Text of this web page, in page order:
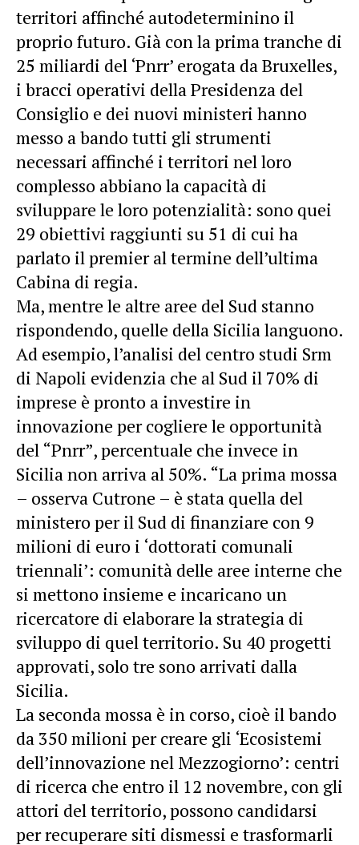
territori affinché autodeterminino il
proprio futuro. Già con la prima tranche di
25 miliardi del ‘Pnrr’ erogata da Bruxelles,
i bracci operativi della Presidenza del
Consiglio e dei nuovi ministeri hanno
messo a bando tutti gli strumenti
necessari affinché i territori nel loro
complesso abbiano la capacità di
sviluppare le loro potenzialità: sono quei
29 obiettivi raggiunti su 51 di cui ha
parlato il premier al termine dell’ultima
Cabina di regia.
Ma, mentre le altre aree del Sud stanno
rispondendo, quelle della Sicilia languono.
Ad esempio, l’analisi del centro studi Srm
di Napoli evidenzia che al Sud il 70% di
imprese è pronto a investire in
innovazione per cogliere le opportunità
del “Pnrr”, percentuale che invece in
Sicilia non arriva al 50%. “La prima mossa
– osserva Cutrone – è stata quella del
ministero per il Sud di finanziare con 9
milioni di euro i ‘dottorati comunali
triennali’: comunità delle aree interne che
si mettono insieme e incaricano un
ricercatore di elaborare la strategia di
sviluppo di quel territorio. Su 40 progetti
approvati, solo tre sono arrivati dalla
Sicilia.
La seconda mossa è in corso, cioè il bando
da 350 milioni per creare gli ‘Ecosistemi
dell’innovazione nel Mezzogiorno’: centri
di ricerca che entro il 12 novembre, con gli
attori del territorio, possono candidarsi
per recuperare siti dismessi e trasformarli